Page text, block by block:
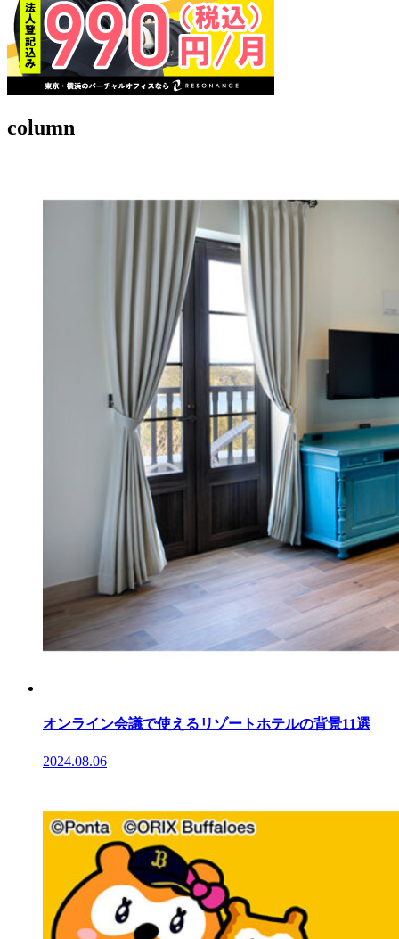
column
オンライン会議で使えるリゾートホテルの背景11選
2024.08.06